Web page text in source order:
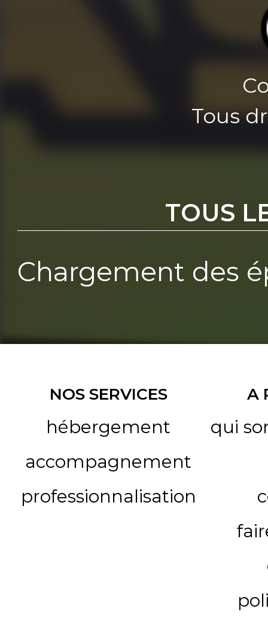
Tous
TOUS
Chargement des
NOS SERVICES
hébergement
accompagnement
professionnalisation
A
qui